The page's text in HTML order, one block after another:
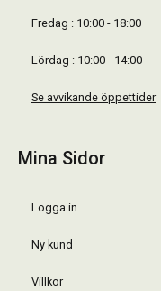
Fredag : 10:00 - 18:00
Lördag : 10:00 - 14:00
Se avvikande öppettider
Mina Sidor
Logga in
Ny kund
Villkor